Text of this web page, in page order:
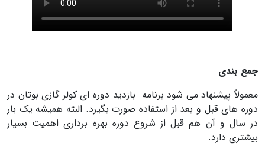
جمع بندی
معمولاً پیشنهاد می شود برنامه بازدید دوره ای کولر گازی بوتان در
دوره های قبل و بعد از استفاده صورت بگیرد. البته همیشه یک بار
در سال و آن هم قبل از شروع دوره بهره برداری اهمیت بسیار
بیشتری دارد.